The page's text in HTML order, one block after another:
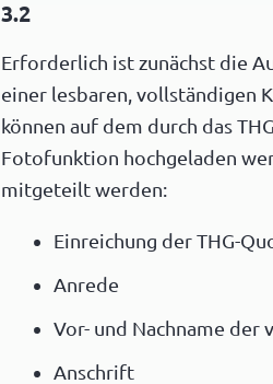
3.2
Erforderlich ist zunächst die
einer lesbaren, vollständigen
können auf dem durch das
Fotofunktion hochgeladen
mitgeteilt werden:
Einreichung der THG-
Anrede
Vor- und Nachname der
Anschrift